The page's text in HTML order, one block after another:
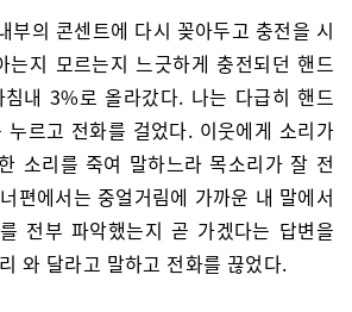
부의 콘센트에 다시 꽂아두고 충전을 시
는지 모르는지 느긋하게 충전되던 핸드
내 3%로 올라갔다. 나는 다급히 핸드
르고 전화를 걸었다. 이웃에게 소리가
소리를 죽여 말하느라 목소리가 잘 전
편에서는 중얼거림에 가까운 내 말에서
전부 파악했는지 곧 가겠다는 답변을
와 달라고 말하고 전화를 끊었다.